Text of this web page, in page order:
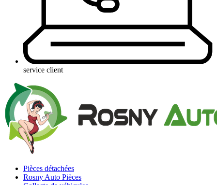
service client
Pièces détachées
Rosny Auto Pièces